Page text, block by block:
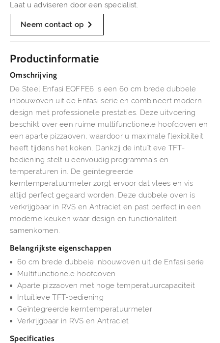
Laat u adviseren door een specialist.
Neem contact op
Productinformatie
Omschrijving
De Steel Enfasi EQFFE6 is een 60 cm brede dubbele
inbouwoven uit de Enfasi serie en combineert modern
design met professionele prestaties. Deze uitvoering
beschikt over een ruime multifunctionele hoofdoven en
een aparte pizzaoven, waardoor u maximale flexibiliteit
heeft tijdens het koken. Dankzij de intuïtieve TFT-
bediening stelt u eenvoudig programma’s en
temperaturen in. De geïntegreerde
kerntemperatuurmeter zorgt ervoor dat vlees en vis
altijd perfect gegaard worden. Deze dubbele oven is
verkrijgbaar in RVS en Antraciet en past perfect in een
moderne keuken waar design en functionaliteit
samenkomen.
Belangrijkste eigenschappen
60 cm brede dubbele inbouwoven uit de Enfasi serie
Multifunctionele hoofdoven
Aparte pizzaoven met hoge temperatuurcapaciteit
Intuïtieve TFT-bediening
Geïntegreerde kerntemperatuurmeter
Verkrijgbaar in RVS en Antraciet
Specificaties